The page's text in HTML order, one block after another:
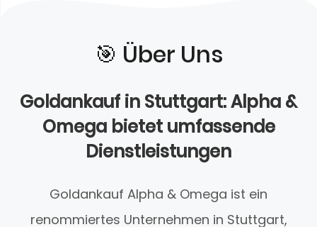
🎯️ Über Uns
Goldankauf in Stuttgart: Alpha &
Omega bietet umfassende
Dienstleistungen
Goldankauf Alpha & Omega ist ein
renommiertes Unternehmen in Stuttgart,